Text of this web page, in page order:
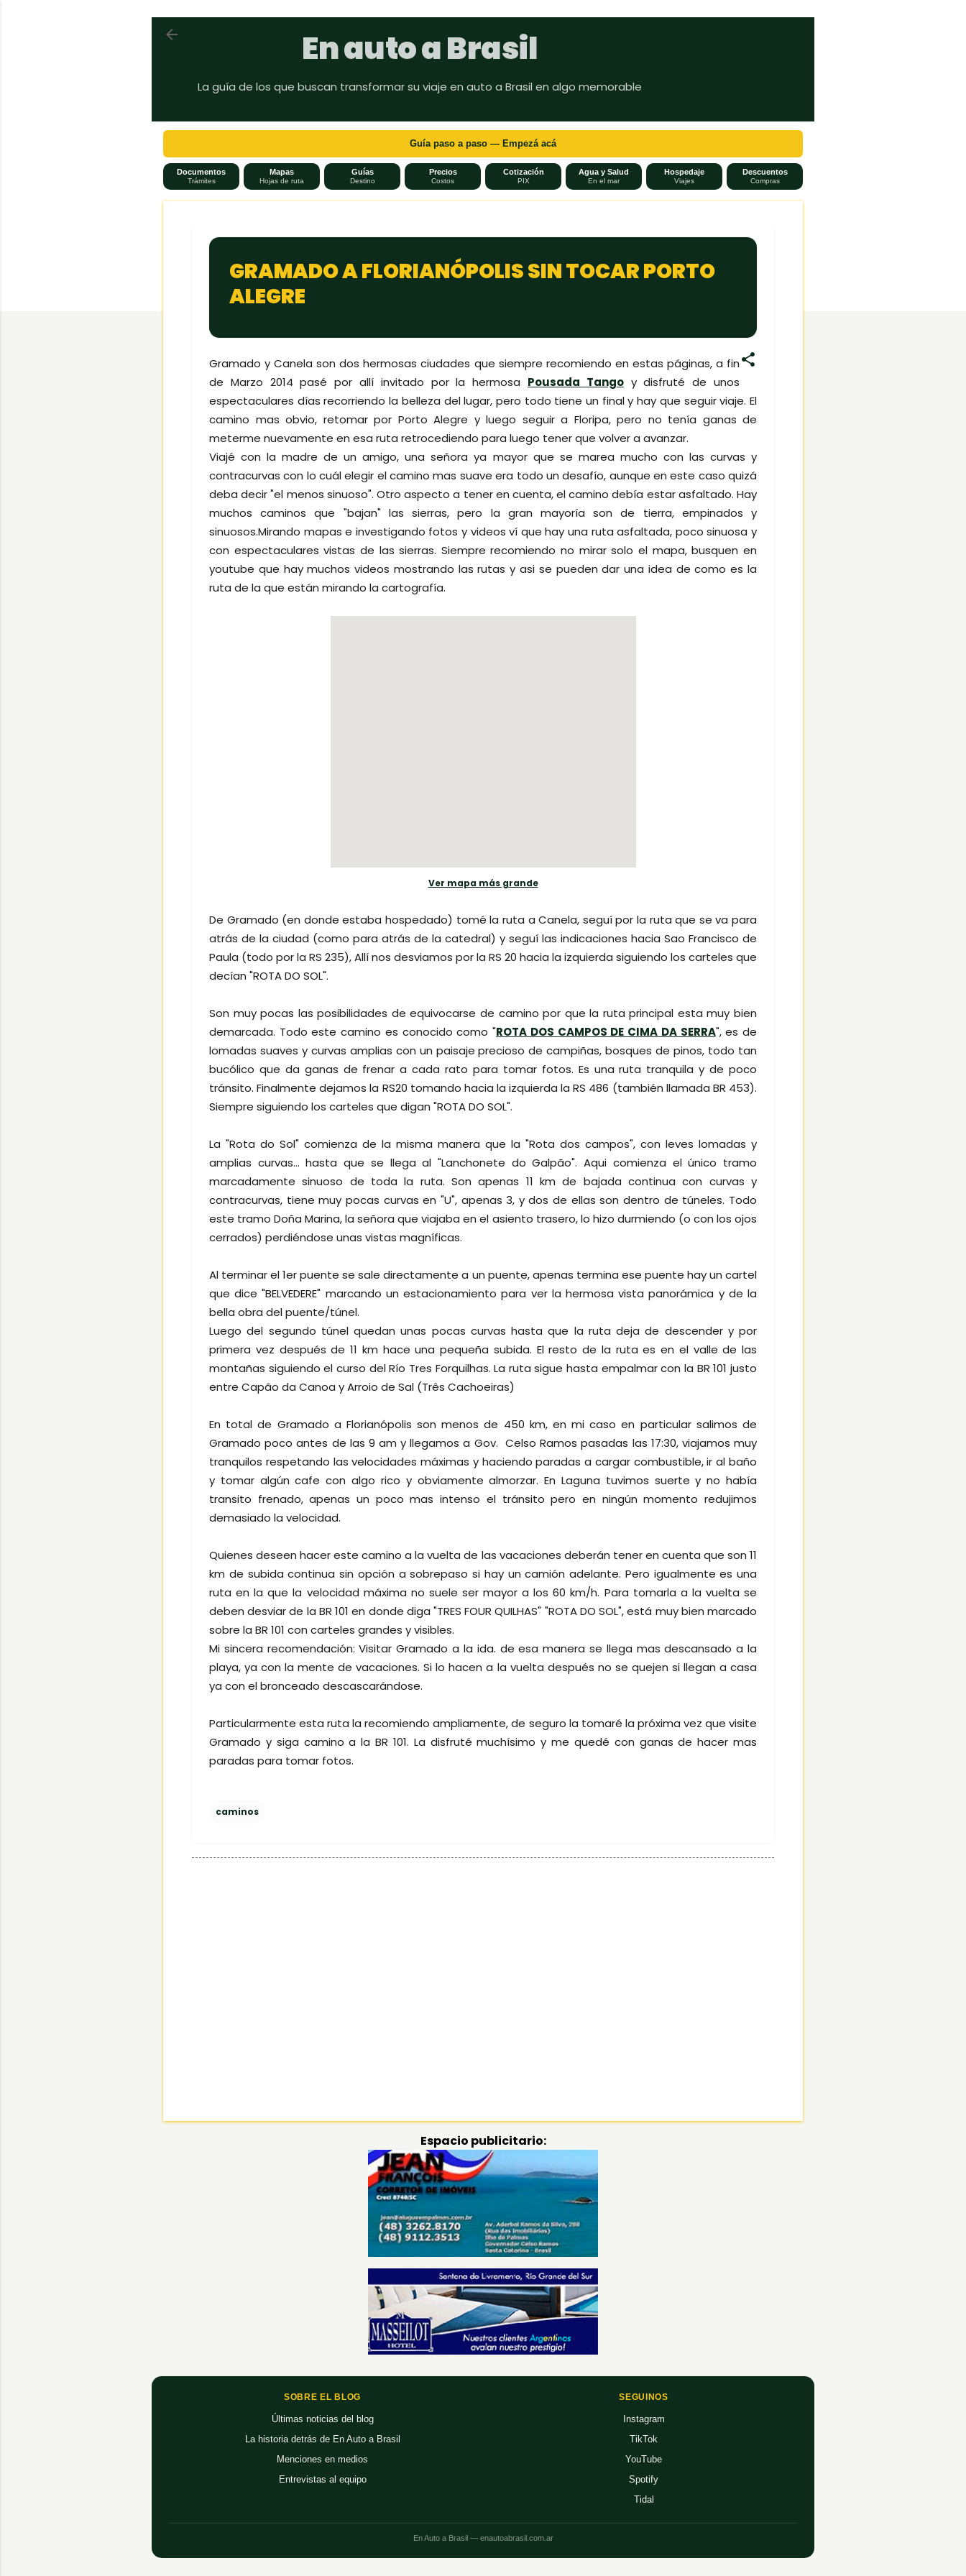
Ir al contenido principal
En auto a Brasil
La guía de los que buscan transformar su viaje en auto a Brasil en algo memorable
Guía paso a paso — Empezá acá
Documentos
Trámites
Mapas
Hojas de ruta
Guías
Destino
Precios
Costos
Cotización
PIX
Agua y Salud
En el mar
Hospedaje
Viajes
Descuentos
Compras
GRAMADO A FLORIANÓPOLIS SIN TOCAR PORTO
ALEGRE
Gramado y Canela son dos hermosas ciudades que siempre recomiendo en estas páginas, a fin
de Marzo 2014 pasé por allí invitado por la hermosa Pousada Tangoy disfruté de unos
espectaculares días recorriendo la belleza del lugar, pero todo tiene un final y hay que seguir viaje. El
camino mas obvio, retomar por Porto Alegre y luego seguir a Floripa, pero no tenía ganas de
meterme nuevamente en esa ruta retrocediendo para luego tener que volver a avanzar.
Viajé con la madre de un amigo, una señora ya mayor que se marea mucho con las curvas y
contracurvas con lo cuál elegir el camino mas suave era todo un desafío, aunque en este caso quizá
deba decir "el menos sinuoso". Otro aspecto a tener en cuenta, el camino debía estar asfaltado. Hay
muchos caminos que "bajan" las sierras, pero la gran mayoría son de tierra, empinados y
sinuosos.Mirando mapas e investigando fotos y videos ví que hay una ruta asfaltada, poco sinuosa y
con espectaculares vistas de las sierras. Siempre recomiendo no mirar solo el mapa, busquen en
youtube que hay muchos videos mostrando las rutas y asi se pueden dar una idea de como es la
ruta de la que están mirando la cartografía.
Ver mapa más grande
De Gramado (en donde estaba hospedado) tomé la ruta a Canela, seguí por la ruta que se va para
atrás de la ciudad (como para atrás de la catedral) y seguí las indicaciones hacia Sao Francisco de
Paula (todo por la RS 235), Allí nos desviamos por la RS 20 hacia la izquierda siguiendo los carteles que
decían "ROTA DO SOL".
Son muy pocas las posibilidades de equivocarse de camino por que la ruta principal esta muy bien
demarcada. Todo este camino es conocido como "ROTA DOS CAMPOS DE CIMA DA SERRA", es de
lomadas suaves y curvas amplias con un paisaje precioso de campiñas, bosques de pinos, todo tan
bucólico que da ganas de frenar a cada rato para tomar fotos. Es una ruta tranquila y de poco
tránsito. Finalmente dejamos la RS20 tomando hacia la izquierda la RS 486 (también llamada BR 453).
Siempre siguiendo los carteles que digan "ROTA DO SOL".
La "Rota do Sol" comienza de la misma manera que la "Rota dos campos", con leves lomadas y
amplias curvas... hasta que se llega al "Lanchonete do Galpão". Aqui comienza el único tramo
marcadamente sinuoso de toda la ruta. Son apenas 11 km de bajada continua con curvas y
contracurvas, tiene muy pocas curvas en "U", apenas 3, y dos de ellas son dentro de túneles. Todo
este tramo Doña Marina, la señora que viajaba en el asiento trasero, lo hizo durmiendo (o con los ojos
cerrados) perdiéndose unas vistas magníficas.
Al terminar el 1er puente se sale directamente a un puente, apenas termina ese puente hay un cartel
que dice "BELVEDERE" marcando un estacionamiento para ver la hermosa vista panorámica y de la
bella obra del puente/túnel.
Luego del segundo túnel quedan unas pocas curvas hasta que la ruta deja de descender y por
primera vez después de 11 km hace una pequeña subida. El resto de la ruta es en el valle de las
montañas siguiendo el curso del Río Tres Forquilhas. La ruta sigue hasta empalmar con la BR 101 justo
entre Capão da Canoa y Arroio de Sal (Três Cachoeiras)
En total de Gramado a Florianópolis son menos de 450 km, en mi caso en particular salimos de
Gramado poco antes de las 9 am y llegamos a Gov. Celso Ramos pasadas las 17:30, viajamos muy
tranquilos respetando las velocidades máximas y haciendo paradas a cargar combustible, ir al baño
y tomar algún cafe con algo rico y obviamente almorzar. En Laguna tuvimos suerte y no había
transito frenado, apenas un poco mas intenso el tránsito pero en ningún momento redujimos
demasiado la velocidad.
Quienes deseen hacer este camino a la vuelta de las vacaciones deberán tener en cuenta que son 11
km de subida continua sin opción a sobrepaso si hay un camión adelante. Pero igualmente es una
ruta en la que la velocidad máxima no suele ser mayor a los 60 km/h. Para tomarla a la vuelta se
deben desviar de la BR 101 en donde diga "TRES FOUR QUILHAS" "ROTA DO SOL", está muy bien marcado
sobre la BR 101 con carteles grandes y visibles.
Mi sincera recomendación: Visitar Gramado a la ida. de esa manera se llega mas descansado a la
playa, ya con la mente de vacaciones. Si lo hacen a la vuelta después no se quejen si llegan a casa
ya con el bronceado descascarándose.
Particularmente esta ruta la recomiendo ampliamente, de seguro la tomaré la próxima vez que visite
Gramado y siga camino a la BR 101. La disfruté muchísimo y me quedé con ganas de hacer mas
paradas para tomar fotos.
caminos
Espacio publicitario:
SOBRE EL BLOG
Últimas noticias del blog
La historia detrás de En Auto a Brasil
Menciones en medios
Entrevistas al equipo
SEGUINOS
Instagram
TikTok
YouTube
Spotify
Tidal
En Auto a Brasil — enautoabrasil.com.ar